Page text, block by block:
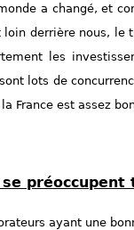
a changé, et
loin derrière nous,
les
lots de
France est assez
préoccupent
ayant une